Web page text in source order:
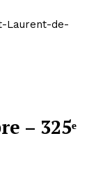
Laurent-de-
– 325ᵉ